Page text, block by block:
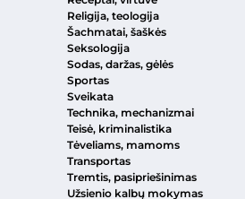
Religija, teologija
Šachmatai, šaškės
Seksologija
Sodas, daržas, gėlės
Sportas
Sveikata
Technika, mechanizmai
Teisė, kriminalistika
Tėveliams, mamoms
Transportas
Tremtis, pasipriešinimas
Užsienio kalbų mokymas